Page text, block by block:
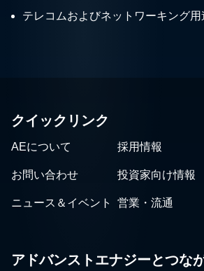
テレコムおよびネットワーキング用
クイックリンク
AEについて 採用情報
お問い合わせ 投資家向け情報
ニュース＆イベント 営業・流通
アドバンストエナジーとつな